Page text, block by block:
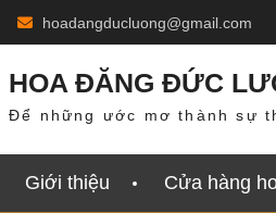
hoadangducluong@gmail.com
HOA ĐĂNG ĐỨC
Để những ước mơ thành sự
Giới thiệu Cửa hàng